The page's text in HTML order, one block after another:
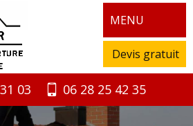
MENU
Devis gratuit
03 06 28 25 42 35